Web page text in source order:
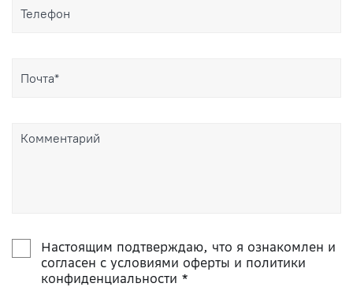
Настоящим подтверждаю, что я ознакомлен и
согласен с условиями оферты и политики
конфиденциальности *